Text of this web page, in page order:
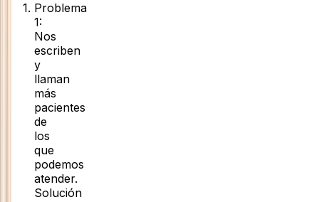
Problema
1:
Nos
escriben
y
llaman
más
pacientes
de
los
que
podemos
atender.
Solución